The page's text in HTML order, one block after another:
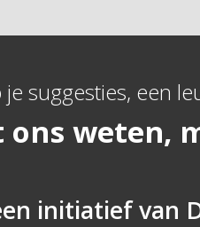
je suggesties, een
ons weten,
initiatief van